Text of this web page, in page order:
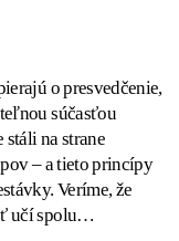
o presvedčenie,
súčasťou
na strane
– a tieto princípy
Veríme, že
učí spolu…